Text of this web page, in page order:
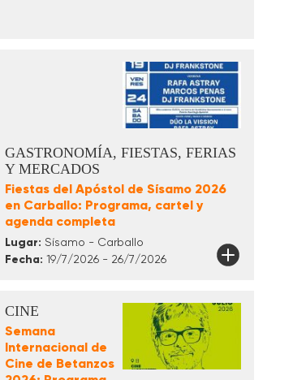
GASTRONOMÍA, FIESTAS, FERIAS
Y MERCADOS
Fiestas del Apóstol de Sísamo 2026
en Carballo: Programa, cartel y
agenda completa
Lugar: Sísamo - Carballo
Fecha: 19/7/2026 - 26/7/2026
CINE
Semana
Internacional de
Cine de Betanzos